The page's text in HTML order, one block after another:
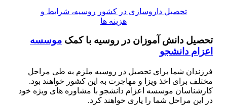
تحصیل داروسازی در کشور روسیه، شرایط و
هزینه ها
تحصیل دانش آموزان در روسیه با کمک موسسه
اعزام دانشجو
فرزندان شما برای تحصیل در روسیه ملزم به طی مراحل
مختلف برای اخذ ویزا و مهاجرت به این کشور خواهند بود.
کارشناسان موسسه اعزام دانشجو با مشاوره های ویژه خود
در این مراحل شما را یاری خواهند کرد.